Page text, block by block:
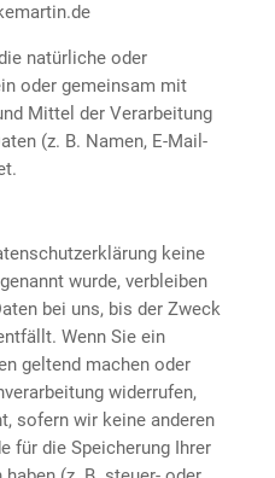
natürliche oder
oder gemeinsam mit
Mittel der Verarbeitung
(z. B. Namen, E-Mail-
keine
wurde, verbleiben
bei uns, bis der Zweck
Wenn Sie ein
geltend machen oder
widerrufen,
sofern wir keine anderen
für die Speicherung Ihrer